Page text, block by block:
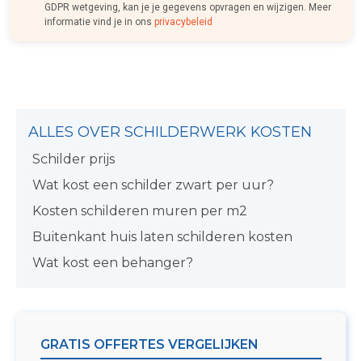
GDPR wetgeving, kan je je gegevens opvragen en wijzigen. Meer
informatie vind je in ons privacybeleid
ALLES OVER SCHILDERWERK KOSTEN
Schilder prijs
Wat kost een schilder zwart per uur?
Kosten schilderen muren per m2
Buitenkant huis laten schilderen kosten
Wat kost een behanger?
GRATIS OFFERTES VERGELIJKEN